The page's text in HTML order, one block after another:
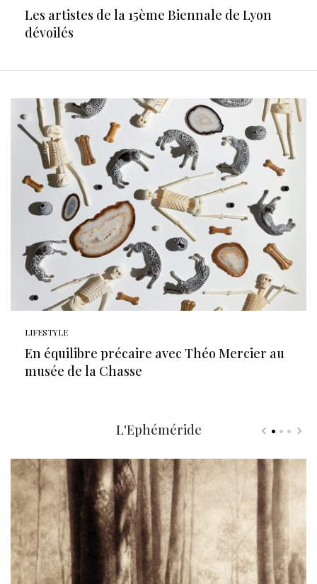
Les artistes de la 15ème Biennale de Lyon
dévoilés
LIFESTYLE
En équilibre précaire avec Théo Mercier au
musée de la Chasse
L'Ephéméride